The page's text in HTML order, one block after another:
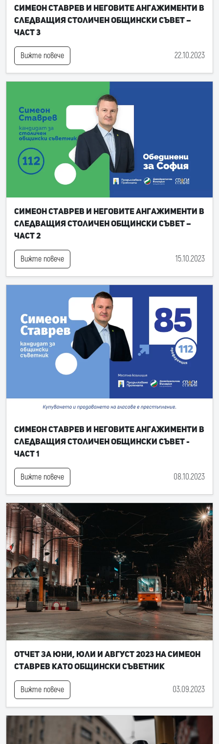
Симеон Ставрев и неговите ангажименти в
следващия Столичен общински съвет –
част 3
Вижте повече 22.10.2023
Симеон Ставрев и неговите ангажименти в
следващия Столичен общински съвет –
част 2
Вижте повече 15.10.2023
Симеон Ставрев и неговите ангажименти в
следващия Столичен общински съвет -
част 1
Вижте повече 08.10.2023
Отчет за юни, юли и август 2023 на Симеон
Ставрев като общински съветник
Вижте повече 03.09.2023